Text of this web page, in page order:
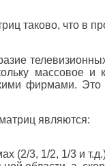
таково, что в
массовое
фирмами.
являются:
(2/3, 1/2, 1/3 и